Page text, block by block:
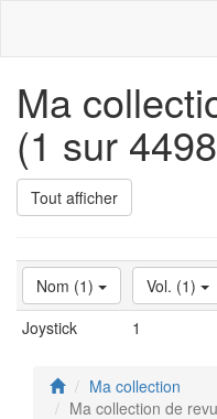
Ma
(1 sur
Tout afficher
Nom (1) Vol. (1)
Joystick
1
Ma collection
Ma collection de